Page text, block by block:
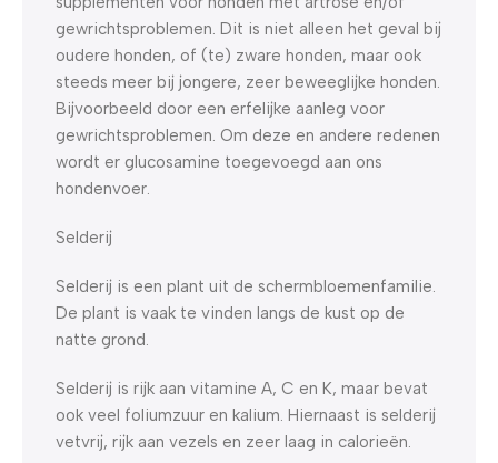
gewrichtsproblemen. Dit is niet alleen het geval bij
oudere honden, of (te) zware honden, maar ook
steeds meer bij jongere, zeer beweeglijke honden.
Bijvoorbeeld door een erfelijke aanleg voor
gewrichtsproblemen. Om deze en andere redenen
wordt er glucosamine toegevoegd aan ons
hondenvoer.
Selderij
Selderij is een plant uit de schermbloemenfamilie.
De plant is vaak te vinden langs de kust op de
natte grond.
Selderij is rijk aan vitamine A, C en K, maar bevat
ook veel foliumzuur en kalium. Hiernaast is selderij
vetvrij, rijk aan vezels en zeer laag in calorieën.